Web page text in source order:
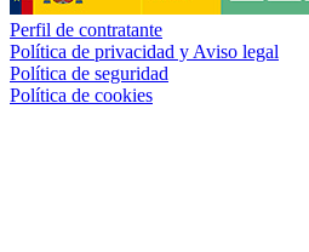
Perfil de contratante
Política de privacidad y Aviso legal
Política de seguridad
Política de cookies